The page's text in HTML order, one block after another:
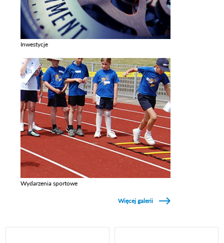
Inwestycje
Wydarzenia sportowe
Więcej galerii